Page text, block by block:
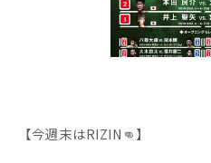
【今週末はRIZIN👊】